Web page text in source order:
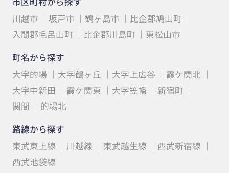
川越市
坂戸市 鶴ヶ島市
比企郡鳩山町
入間郡毛呂山町
比企郡川島町
東松山市
町名から探す
大字的場
大字鶴ヶ丘 大字上広谷
霞ケ関北
大字中新田
霞ケ関東 大字笠幡
新宿町
関間
的場北
路線から探す
東武東上線
川越線 東武越生線
西武新宿線
西武池袋線